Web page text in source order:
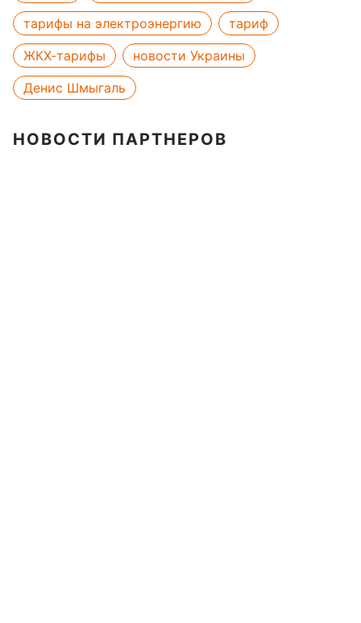
тарифы на электроэнергию
тариф
ЖКХ-тарифы
новости Украины
Денис Шмыгаль
НОВОСТИ ПАРТНЕРОВ